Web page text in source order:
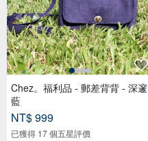
Chez。福利品 - 郵差背背 - 深邃
藍
NT$ 999
已獲得 17 個五星評價